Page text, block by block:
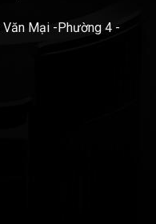
Mại -Phường 4 -